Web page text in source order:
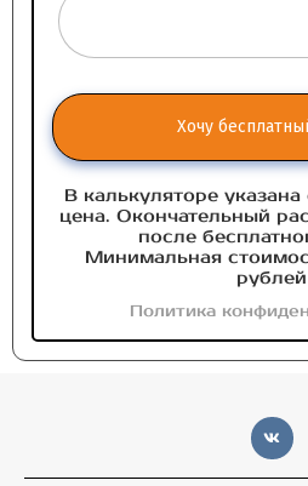
Хочу
В калькуляторе
цена. Окончательный
после
Минимальная
рублей
Политика